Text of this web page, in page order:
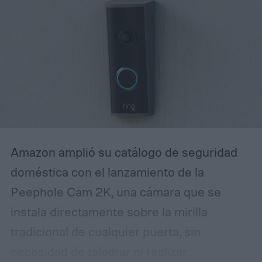
tu familia— es clave para evitar
frustraciones y lograr que la bocina
realmente responda como un miembro
Amazon amplió su catálogo de seguridad
doméstica con el lanzamiento de la
Peephole Cam 2K, una cámara que se
instala directamente sobre la mirilla